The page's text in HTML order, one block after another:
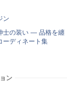
ン
士の装い ― 品格を纏
ーディネート集
ン